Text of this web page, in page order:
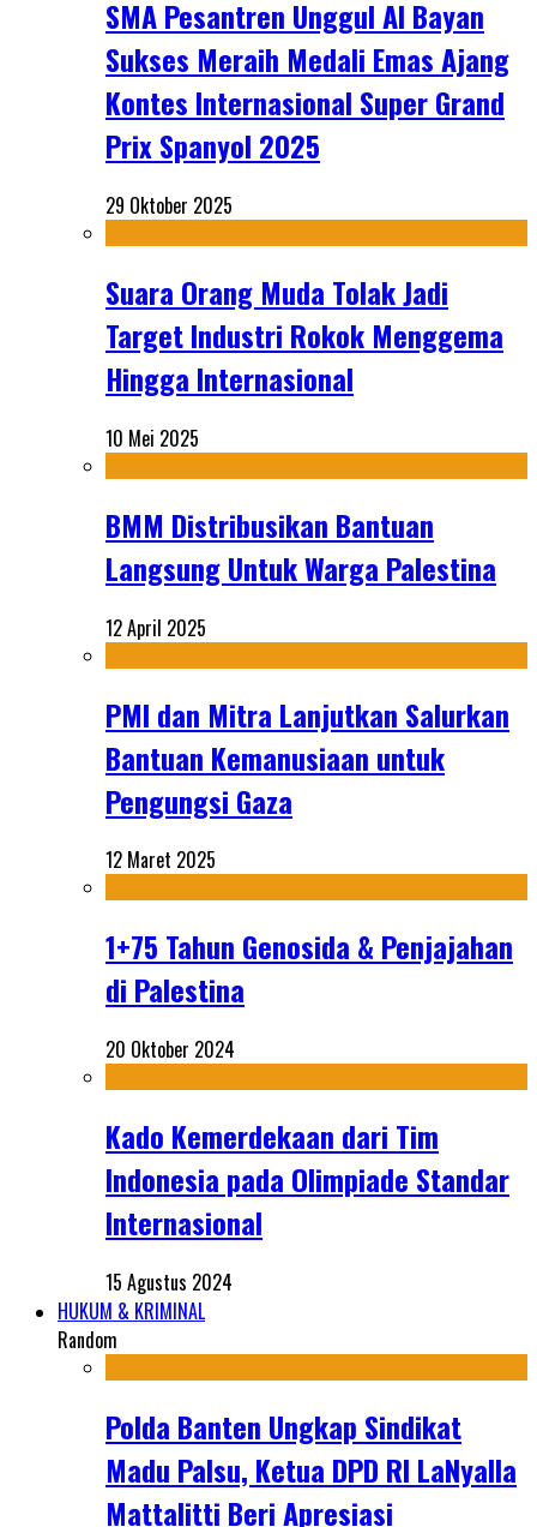
SMA Pesantren Unggul Al Bayan
Sukses Meraih Medali Emas Ajang
Kontes Internasional Super Grand
Prix Spanyol 2025
29 Oktober 2025
Suara Orang Muda Tolak Jadi
Target Industri Rokok Menggema
Hingga Internasional
10 Mei 2025
BMM Distribusikan Bantuan
Langsung Untuk Warga Palestina
12 April 2025
PMI dan Mitra Lanjutkan Salurkan
Bantuan Kemanusiaan untuk
Pengungsi Gaza
12 Maret 2025
1+75 Tahun Genosida & Penjajahan
di Palestina
20 Oktober 2024
Kado Kemerdekaan dari Tim
Indonesia pada Olimpiade Standar
Internasional
15 Agustus 2024
HUKUM & KRIMINAL
Random
Polda Banten Ungkap Sindikat
Madu Palsu, Ketua DPD RI LaNyalla
Mattalitti Beri Apresiasi